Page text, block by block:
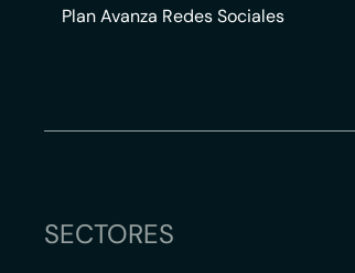
Plan Avanza Redes Sociales
SECTORES